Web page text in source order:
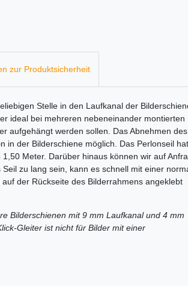
zur Produktsicherheit
Stelle in den Laufkanal der
ideal bei mehreren nebeneinander montierten
aufgehängt werden sollen. Das Abnehmen des
in der Bilderschiene möglich. Das Perlonseil hat
Meter. Darüber hinaus können wir auf
zu lang sein, kann es schnell mit einer
der Rückseite des Bilderrahmens angeklebt
Bilderschienen mit 9 mm Laufkanal und 4 mm
Gleiter ist nicht für Bilder mit einer